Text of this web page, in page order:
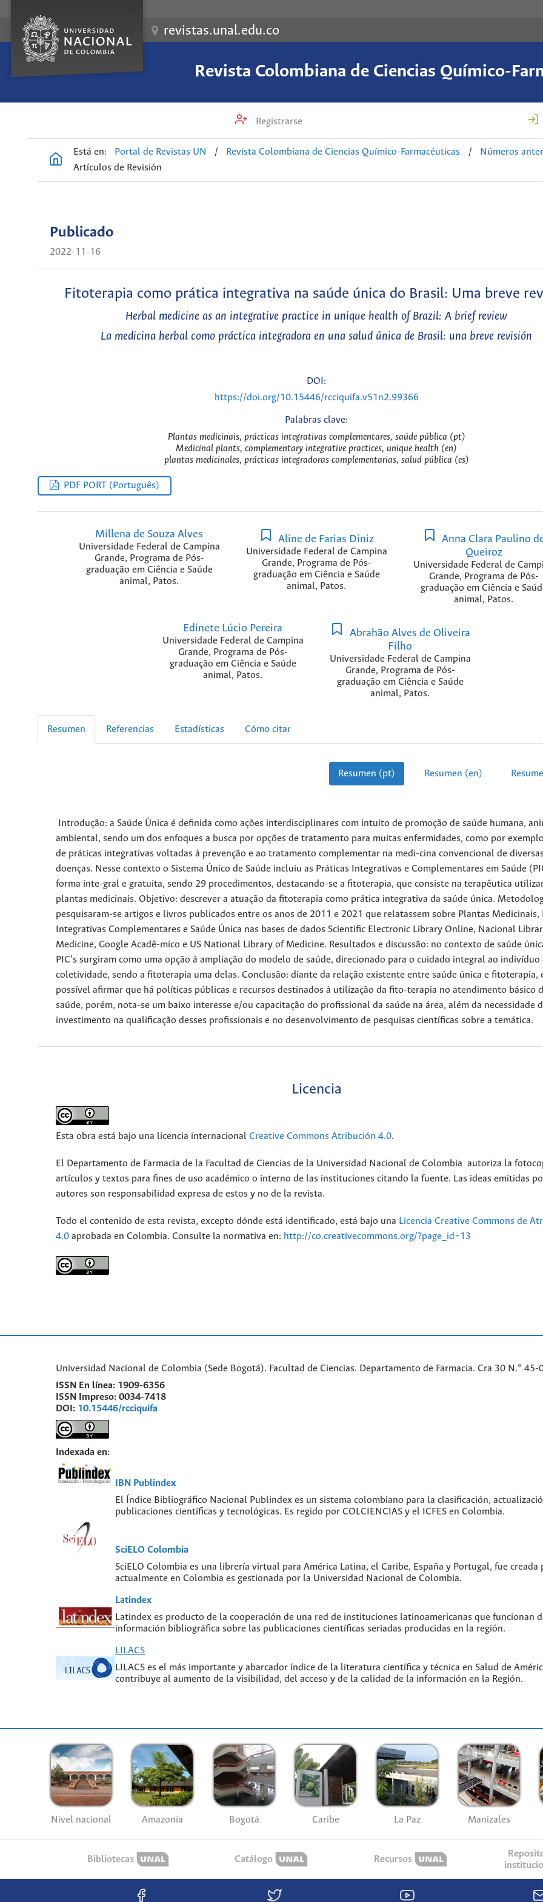
revistas.unal.edu.co
Revista Colombiana de Ciencias Químico-
Registrarse
Está en: Portal de Revistas UN / Revista Colombiana de Ciencias Químico-Farmacéuticas / Números
Artículos de Revisión
Publicado
2022-11-16
Fitoterapia como prática integrativa na saúde única do Brasil: Uma breve
Herbal medicine as an integrative practice in unique health of Brazil: A brief review
La medicina herbal como práctica integradora en una salud única de Brasil: una breve revisión
DOI:
https://doi.org/10.15446/rcciquifa.v51n2.99366
Palabras clave:
Plantas medicinais, prácticas integrativas complementares, saúde pública (pt)
Medicinal plants, complementary integrative practices, unique health (en)
plantas medicinales, prácticas integradoras complementarias, salud pública (es)
PDF PORT (Português)
Millena de Souza Alves
Universidade Federal de Campina
Grande, Programa de Pós-
graduação em Ciência e Saúde
animal, Patos.
Aline de Farias Diniz
Universidade Federal de Campina
Grande, Programa de Pós-
graduação em Ciência e Saúde
animal, Patos.
Anna Clara Paulino
Queiroz
Universidade Federal de
Grande, Programa de Pós-
graduação em Ciência e
animal, Patos.
Edinete Lúcio Pereira
Universidade Federal de Campina
Grande, Programa de Pós-
graduação em Ciência e Saúde
animal, Patos.
Abrahão Alves de Oliveira
Filho
Universidade Federal de Campina
Grande, Programa de Pós-
graduação em Ciência e Saúde
animal, Patos.
Resumen Referencias Estadísticas Cómo citar
Resumen (pt) Resumen (en)
Introdução: a Saúde Única é definida como ações interdisciplinares com intuito de promoção de saúde humana,
ambiental, sendo um dos enfoques a busca por opções de tratamento para muitas enfermidades, como por
de práticas integrativas voltadas à prevenção e ao tratamento complementar na medi-cina convencional de
doenças. Nesse contexto o Sistema Único de Saúde incluiu as Práticas Integrativas e Complementares em Saúde
forma inte-gral e gratuita, sendo 29 procedimentos, destacando-se a fitoterapia, que consiste na terapêutica
plantas medicinais. Objetivo: descrever a atuação da fitoterapia como prática integrativa da saúde única.
pesquisaram-se artigos e livros publicados entre os anos de 2011 e 2021 que relatassem sobre Plantas Medicinais,
Integrativas Complementares e Saúde Única nas bases de dados Scientific Electronic Library Online, Nacional
Medicine, Google Acadê-mico e US National Library of Medicine. Resultados e discussão: no contexto de saúde
PIC’s surgiram como uma opção à ampliação do modelo de saúde, direcionado para o cuidado integral ao indivíduo
coletividade, sendo a fitoterapia uma delas. Conclusão: diante da relação existente entre saúde única e fitoterapia,
possível afirmar que há políticas públicas e recursos destinados à utilização da fito-terapia no atendimento básico
saúde, porém, nota-se um baixo interesse e/ou capacitação do profissional da saúde na área, além da necessidade
investimento na qualificação desses profissionais e no desenvolvimento de pesquisas científicas sobre a temática.
Licencia
Esta obra está bajo una licencia internacional Creative Commons Atribución 4.0.
El Departamento de Farmacia de la Facultad de Ciencias de la Universidad Nacional de Colombia autoriza la
artículos y textos para fines de uso académico o interno de las instituciones citando la fuente. Las ideas emitidas
autores son responsabilidad expresa de estos y no de la revista.
Todo el contenido de esta revista, excepto dónde está identificado, está bajo una Licencia Creative Commons de
4.0 aprobada en Colombia. Consulte la normativa en: http://co.creativecommons.org/?page_id=13
Universidad Nacional de Colombia (Sede Bogotá). Facultad de Ciencias. Departamento de Farmacia. Cra 30 N.°
ISSN En línea: 1909-6356
ISSN Impreso: 0034-7418
DOI: 10.15446/rcciquifa
Indexada en:
IBN Publindex
El Índice Bibliográfico Nacional Publindex es un sistema colombiano para la clasificación,
publicaciones científicas y tecnológicas. Es regido por COLCIENCIAS y el ICFES en Colombia.
SciELO Colombia
SciELO Colombia es una librería virtual para América Latina, el Caribe, España y Portugal, fue creada
actualmente en Colombia es gestionada por la Universidad Nacional de Colombia.
Latindex
Latindex es producto de la cooperación de una red de instituciones latinoamericanas que funcionan
información bibliográfica sobre las publicaciones científicas seriadas producidas en la región.
LILACS
LILACS es el más importante y abarcador índice de la literatura científica y técnica en Salud de
contribuye al aumento de la visibilidad, del acceso y de la calidad de la información en la Región.
Nivel nacional Amazonía Bogotá Caribe La Paz Manizales
Bibliotecas Catálogo Recursos